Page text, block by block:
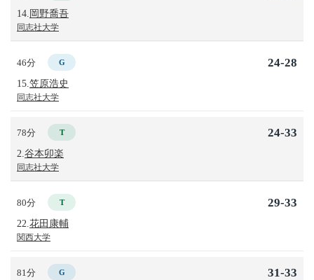
14. 岡野喬吾
同志社大学
46分 G
15. 笠原浩史
同志社大学
24-28
78分 T
2. 谷本卯楽
同志社大学
24-33
80分 T
22. 花田康輔
関西大学
29-33
81分 G 31-33